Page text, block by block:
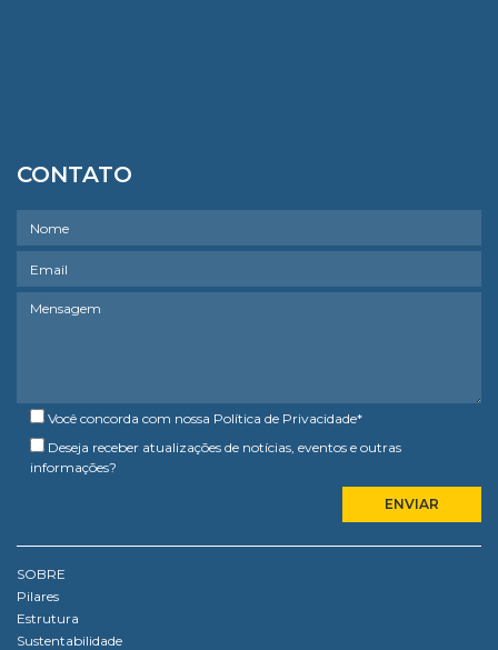
CONTATO
Você concorda com nossa Política de Privacidade*
Deseja receber atualizações de notícias, eventos e outras
informações?
SOBRE
Pilares
Estrutura
Sustentabilidade